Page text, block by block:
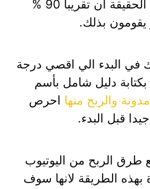
الطريقة في الحقيقة ان تقريبا 90 %
يقومون بذلك.
في البدء الي اقصي درجة
دليل شامل بأسم
والربح منها احرص
قبل البدء.
طرق الربح من اليوتيوب
الطريقة لانها سوف